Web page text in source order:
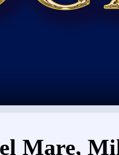
Mare,